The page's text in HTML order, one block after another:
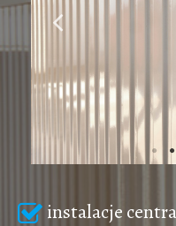
instalacje